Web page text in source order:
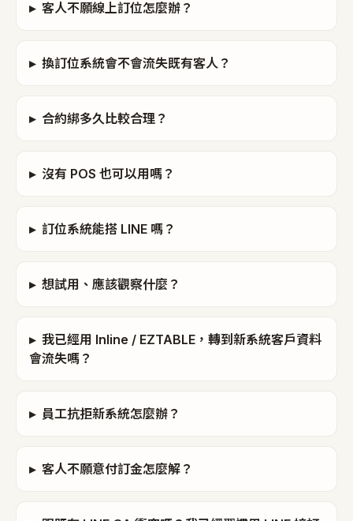
▸ 客人不願線上訂位怎麼辦？
▸ 換訂位系統會不會流失既有客人？
▸ 合約綁多久比較合理？
▸ 沒有 POS 也可以用嗎？
▸ 訂位系統能搭 LINE 嗎？
▸ 想試用、應該觀察什麼？
▸ 我已經用 Inline / EZTABLE，轉到新系統客戶資料
會流失嗎？
▸ 員工抗拒新系統怎麼辦？
▸ 客人不願意付訂金怎麼解？